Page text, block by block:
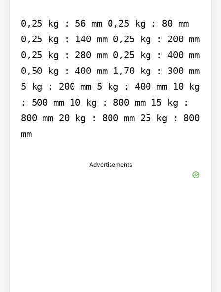
0,25 kg : 56 mm 0,25 kg : 80 mm
0,25 kg : 140 mm 0,25 kg : 200 mm
0,25 kg : 280 mm 0,25 kg : 400 mm
0,50 kg : 400 mm 1,70 kg : 300 mm
5 kg : 200 mm 5 kg : 400 mm 10 kg
: 500 mm 10 kg : 800 mm 15 kg :
800 mm 20 kg : 800 mm 25 kg : 800
mm
Advertisements